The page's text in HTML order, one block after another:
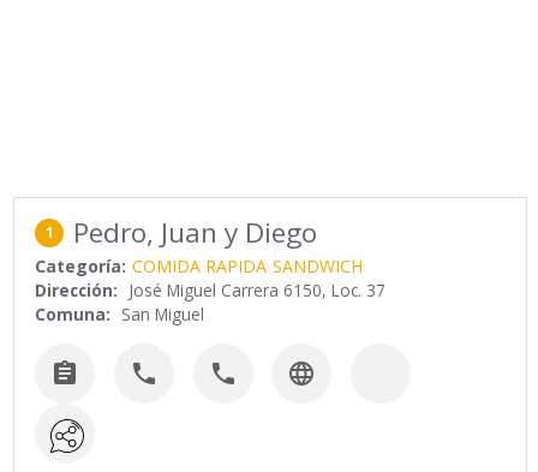
1 Pedro, Juan y Diego
Categoría: COMIDA RAPIDA SANDWICH
Dirección: José Miguel Carrera 6150, Loc. 37
Comuna: San Miguel
   